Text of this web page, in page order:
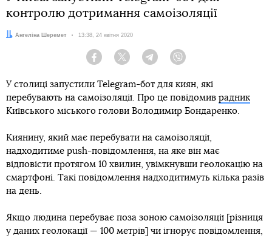
контролю дотримання самоізоляції
Автор:
Ангеліна Шеремет Дата:
13:38, 24 квітня 2020
Facebook Twitter Telegram
У столиці запустили Telegram-бот для киян, які
перебувають на самоізоляції. Про це повідомив радник
Київського міського голови Володимир Бондаренко.
Киянину, який має перебувати на самоізоляції,
надходитиме push-повідомлення, на яке він має
відповісти протягом 10 хвилин, увімкнувши геолокацію на
смартфоні. Такі повідомлення надходитимуть кілька разів
на день.
Якщо людина перебуває поза зоною самоізоляції [різниця
у даних геолокації — 100 метрів] чи ігнорує повідомлення,